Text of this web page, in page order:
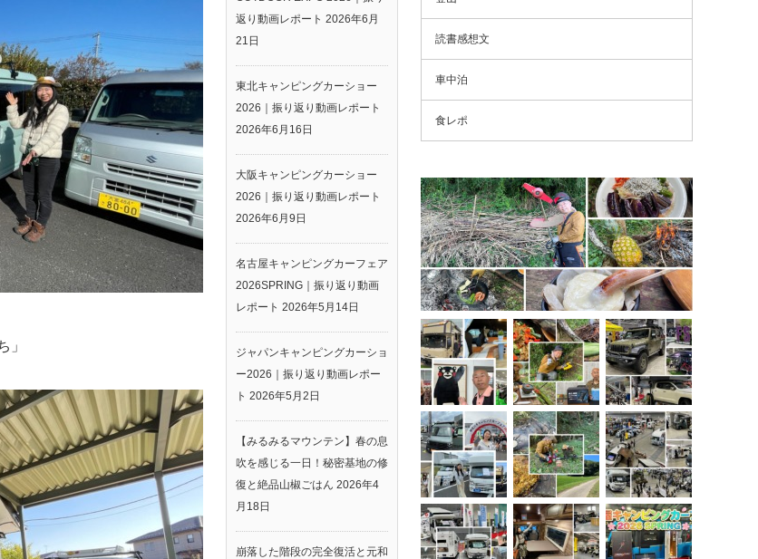
」
返り動画レポート 2026年6月
21日
東北キャンピングカーショー
2026｜振り返り動画レポート
2026年6月16日
大阪キャンピングカーショー
2026｜振り返り動画レポート
2026年6月9日
名古屋キャンピングカーフェア
2026SPRING｜振り返り動画
レポート 2026年5月14日
ジャパンキャンピングカーショ
ー2026｜振り返り動画レポー
ト 2026年5月2日
【みるみるマウンテン】春の息
吹を感じる一日！秘密基地の修
復と絶品山椒ごはん 2026年4
月18日
崩落した階段の完全復活と元和
読書感想文
車中泊
食レポ